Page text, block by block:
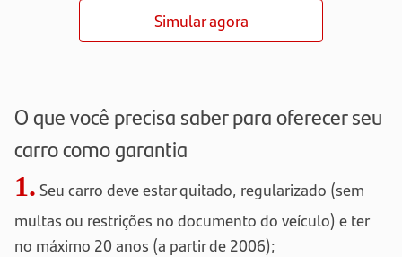
Simular agora
O que você precisa saber para oferecer seu
carro como garantia
1. Seu carro deve estar quitado, regularizado (sem
multas ou restrições no documento do veículo) e ter
no máximo 20 anos (a partir de 2006);